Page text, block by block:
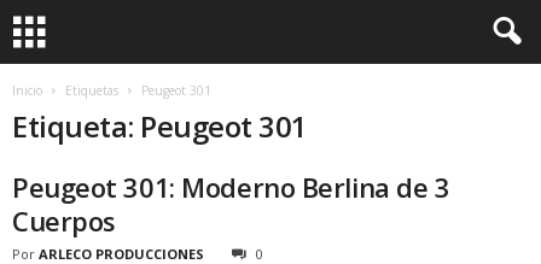
Inicio Etiquetas Peugeot 301
Etiqueta: Peugeot 301
Peugeot 301: Moderno Berlina de 3
Cuerpos
Por ARLECO PRODUCCIONES 0